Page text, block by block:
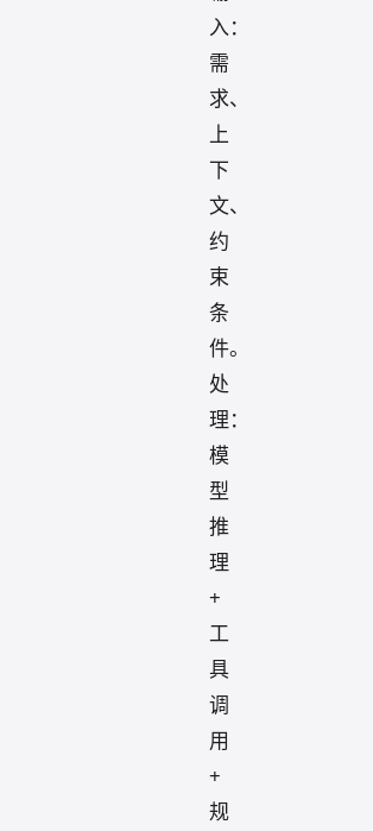
入：
需
求、
上
下
文、
约
束
条
件。
处
理：
模
型
推
理
+
工
具
调
用
+
规